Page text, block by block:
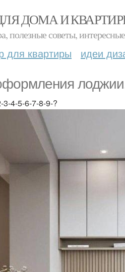
ДОМА И
полезные советы,
для квартиры идеи
4-5-6-7-8-9-?